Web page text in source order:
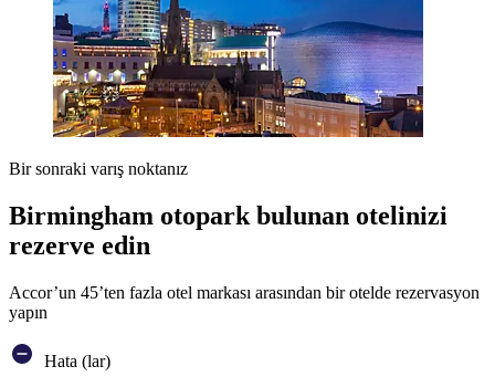
Bir sonraki varış noktanız
Birmingham otopark bulunan otelinizi
rezerve edin
Accor’un 45’ten fazla otel markası arasından bir otelde rezervasyon
yapın
Hata (lar)